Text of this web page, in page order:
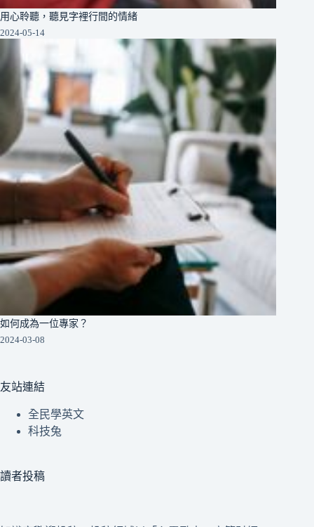
用心聆聽，聽見字裡行間的情緒
2024-05-14
如何成為一位專家？
2024-03-08
友站連結
全民學英文
科技兔
讀者投稿